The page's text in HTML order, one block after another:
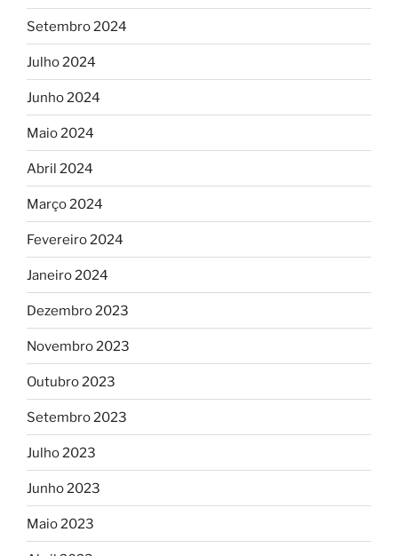
Setembro 2024
Julho 2024
Junho 2024
Maio 2024
Abril 2024
Março 2024
Fevereiro 2024
Janeiro 2024
Dezembro 2023
Novembro 2023
Outubro 2023
Setembro 2023
Julho 2023
Junho 2023
Maio 2023